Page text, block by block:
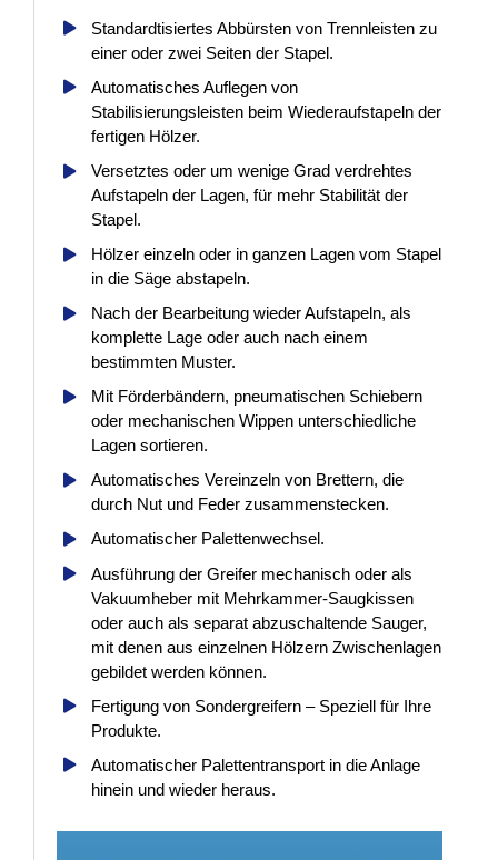
Standardtisiertes Abbürsten von Trennleisten zu
einer oder zwei Seiten der Stapel.
Automatisches Auflegen von
Stabilisierungsleisten beim Wiederaufstapeln der
fertigen Hölzer.
Versetztes oder um wenige Grad verdrehtes
Aufstapeln der Lagen, für mehr Stabilität der
Stapel.
Hölzer einzeln oder in ganzen Lagen vom Stapel
in die Säge abstapeln.
Nach der Bearbeitung wieder Aufstapeln, als
komplette Lage oder auch nach einem
bestimmten Muster.
Mit Förderbändern, pneumatischen Schiebern
oder mechanischen Wippen unterschiedliche
Lagen sortieren.
Automatisches Vereinzeln von Brettern, die
durch Nut und Feder zusammenstecken.
Automatischer Palettenwechsel.
Ausführung der Greifer mechanisch oder als
Vakuumheber mit Mehrkammer-Saugkissen
oder auch als separat abzuschaltende Sauger,
mit denen aus einzelnen Hölzern Zwischenlagen
gebildet werden können.
Fertigung von Sondergreifern – Speziell für Ihre
Produkte.
Automatischer Palettentransport in die Anlage
hinein und wieder heraus.